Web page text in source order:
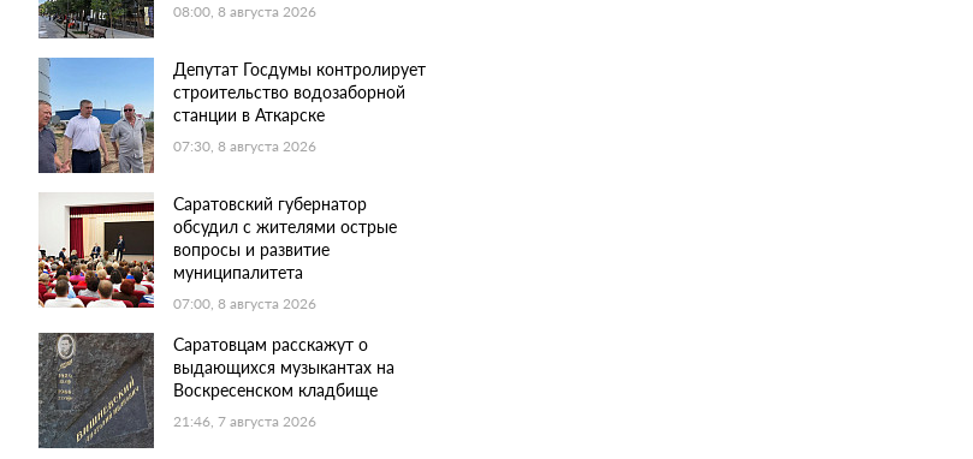
08:00, 8 августа 2026
Депутат Госдумы контролирует
строительство водозаборной
станции в Аткарске
07:30, 8 августа 2026
Саратовский губернатор
обсудил с жителями острые
вопросы и развитие
муниципалитета
07:00, 8 августа 2026
Саратовцам расскажут о
выдающихся музыкантах на
Воскресенском кладбище
21:46, 7 августа 2026